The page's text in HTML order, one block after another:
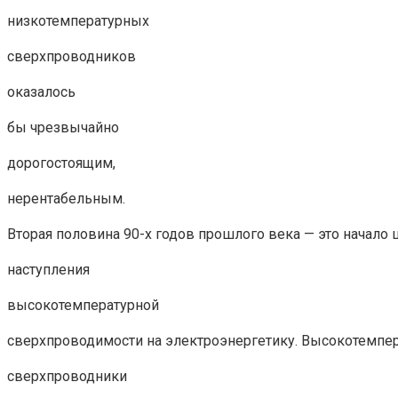
низкотемпературных
сверхпроводников
оказалось
бы чрезвычайно
дорогостоящим,
нерентабельным.
Вторая половина 90-х годов прошлого века — это начало
наступления
высокотемпературной
сверхпроводимости на электроэнергетику.
сверхпроводники